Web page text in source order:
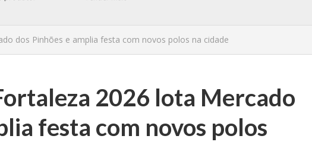
dos Pinhões e amplia festa com novos polos na cidade
2026 lota Mercado
festa com novos polos